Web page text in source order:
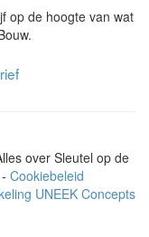
op de hoogte van wat
over Sleutel op de
Cookiebeleid
UNEEK Concepts